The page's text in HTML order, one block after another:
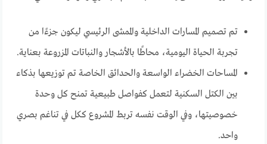
تم تصميم المسارات الداخلية والممشى الرئيسي ليكون جزءًا من
تجربة الحياة اليومية، محاطًا بالأشجار والنباتات المزروعة بعناية.
المساحات الخضراء الواسعة والحدائق الخاصة تم توزيعها بذكاء
بين الكتل السكنية لتعمل كفواصل طبيعية تمنح كل وحدة
خصوصيتها، وفي الوقت نفسه تربط المشروع ككل في تناغم بصري
واحد.